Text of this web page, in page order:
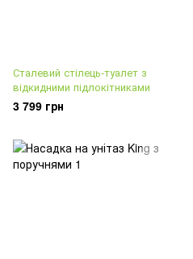
Сталевий стілець-туалет з
відкидними підлокітниками
3 799 грн